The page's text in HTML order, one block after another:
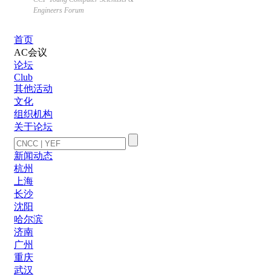
Engineers Forum
首页
AC会议
论坛
Club
其他活动
文化
组织机构
关于论坛
新闻动态
杭州
上海
长沙
沈阳
哈尔滨
济南
广州
重庆
武汉